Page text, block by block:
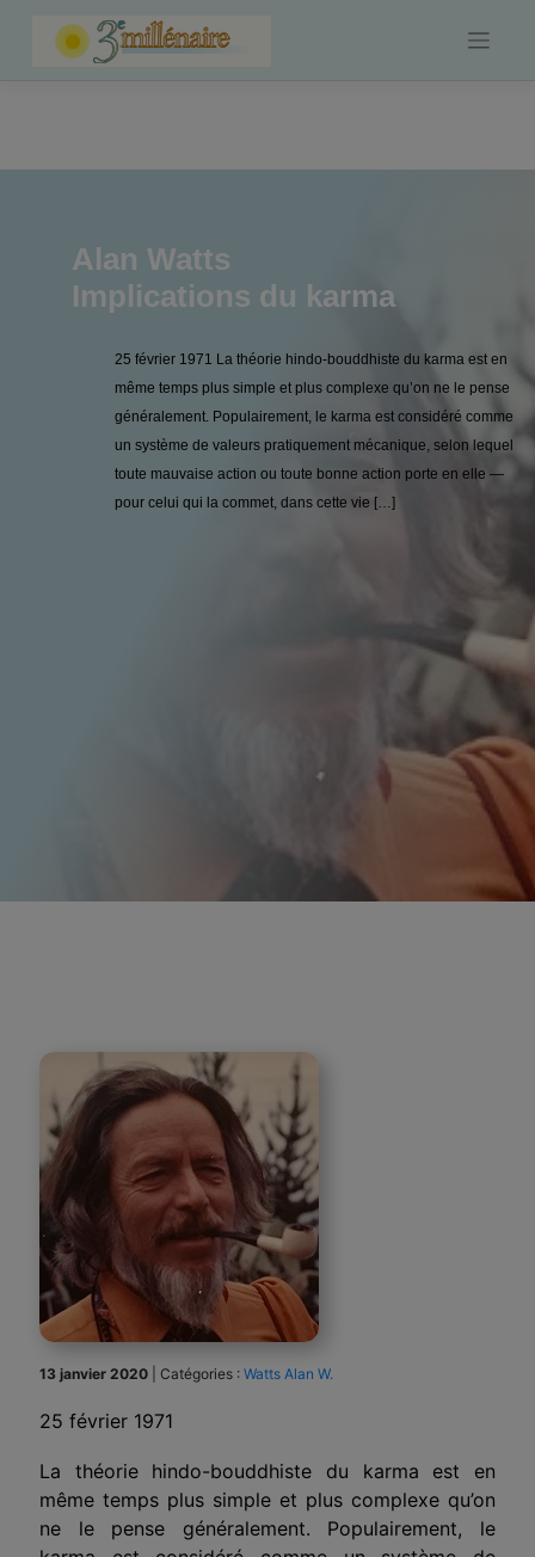
Alan Watts
Implications du karma
25 février 1971 La théorie hindo-bouddhiste du karma est en
même temps plus simple et plus complexe qu’on ne le pense
généralement. Populairement, le karma est considéré comme
un système de valeurs pratiquement mécanique, selon lequel
toute mauvaise action ou toute bonne action porte en elle —
pour celui qui la commet, dans cette vie […]
13 janvier 2020 Catégories : Watts Alan W.
25 février 1971
La théorie hindo-bouddhiste du karma est en
même temps plus simple et plus complexe qu’on
ne le pense généralement. Populairement, le